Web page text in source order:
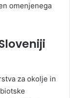
omenjenega
za okolje in